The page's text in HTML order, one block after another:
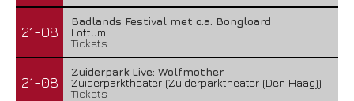
21-08
Badlands Festival met o.a. Bongloard
Lottum
Tickets
21-08
Zuiderpark Live: Wolfmother
Zuiderparktheater (Zuiderparktheater (Den Haag))
Tickets